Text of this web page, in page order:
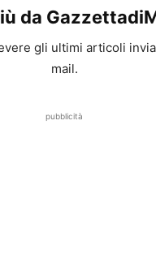
da
gli ultimi articoli
mail.
pubblicità